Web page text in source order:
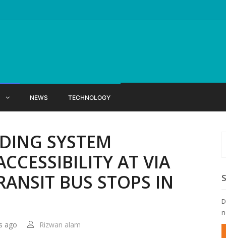
NEWS TECHNOLOGY
SYSTEM
AT VIA
BUS STOPS IN
ago Rizwan alam